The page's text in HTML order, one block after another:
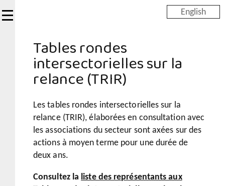
to
English
Tables rondes
intersectorielles sur la
relance (TRIR)
Les tables rondes intersectorielles sur la
relance (TRIR), élaborées en consultation avec
les associations du secteur sont axées sur des
actions à moyen terme pour une durée de
deux ans.
Consultez la liste des représentants aux